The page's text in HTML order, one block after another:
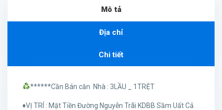
Mô tả
Địa chỉ
Chi tiết
******Cần Bán căn Nhà : 3LẦU _ 1TRỆT
♦️VỊ TRÍ : Mặt Tiền Đường Nguyễn Trãi KDBB Sầm Uất Cả